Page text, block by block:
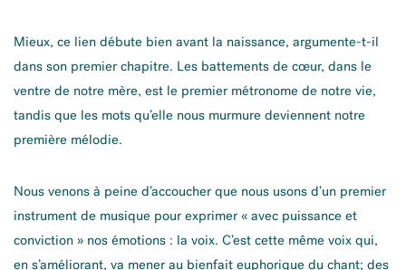
Mieux, ce lien débute bien avant la naissance, argumente-t-il
dans son premier chapitre. Les battements de cœur, dans le
ventre de notre mère, est le premier métronome de notre vie,
tandis que les mots qu’elle nous murmure deviennent notre
première mélodie.
Nous venons à peine d’accoucher que nous usons d’un premier
instrument de musique pour exprimer « avec puissance et
conviction » nos émotions : la voix. C’est cette même voix qui,
en s’améliorant, va mener au bienfait euphorique du chant; des